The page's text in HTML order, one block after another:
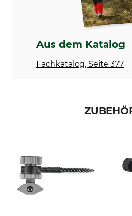
Aus dem Katalog
Fachkatalog, Seite 377